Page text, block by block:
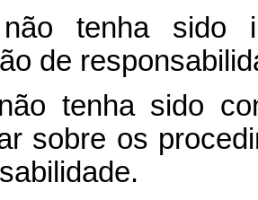
tenha sido
de
tenha sido
sobre os